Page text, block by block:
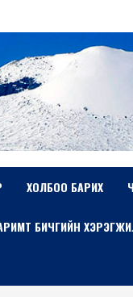
ХОЛБОО БАРИХ
БИЧГИЙН